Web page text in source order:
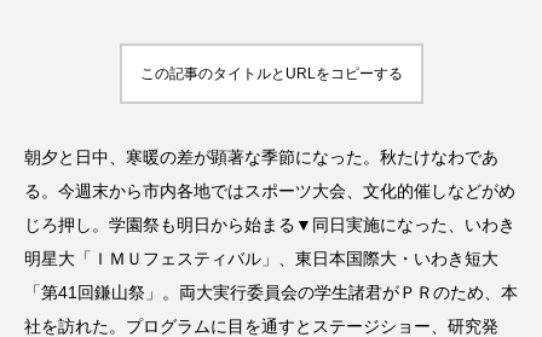
この記事のタイトルとURLをコピーする
朝夕と日中、寒暖の差が顕著な季節になった。秋たけなわであ
る。今週末から市内各地ではスポーツ大会、文化的催しなどがめ
じろ押し。学園祭も明日から始まる▼同日実施になった、いわき
明星大「ＩＭＵフェスティバル」、東日本国際大・いわき短大
「第41回鎌山祭」。両大実行委員会の学生諸君がＰＲのため、本
社を訪れた。プログラムに目を通すとステージショー、研究発